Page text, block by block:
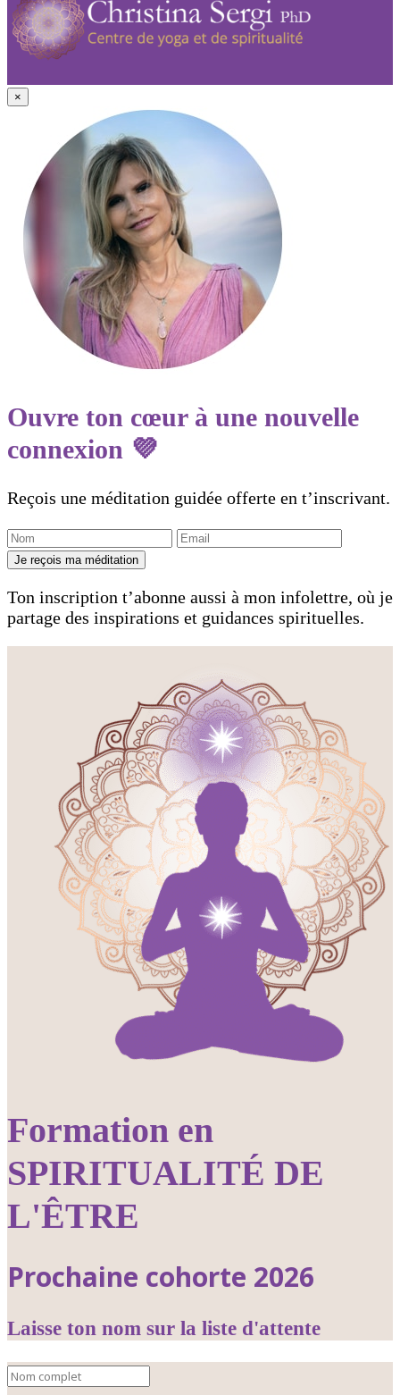
×
Ouvre ton cœur à une nouvelle
connexion 💜
Reçois une méditation guidée offerte en t’inscrivant.
Je reçois ma méditation
Ton inscription t’abonne aussi à mon infolettre, où je
partage des inspirations et guidances spirituelles.
Formation en
SPIRITUALITÉ DE
L'ÊTRE
Prochaine cohorte 2026
Laisse ton nom sur la liste d'attente